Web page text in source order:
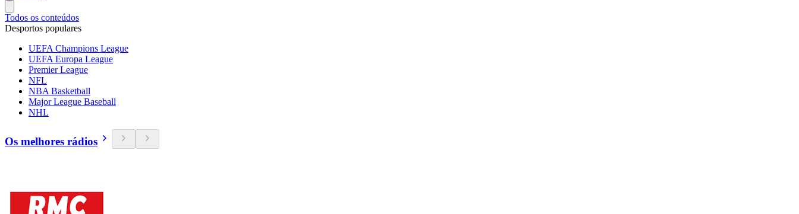
Todos os conteúdos
Desportos populares
UEFA Champions League
UEFA Europa League
Premier League
NFL
NBA Basketball
Major League Baseball
NHL
Os melhores rádios